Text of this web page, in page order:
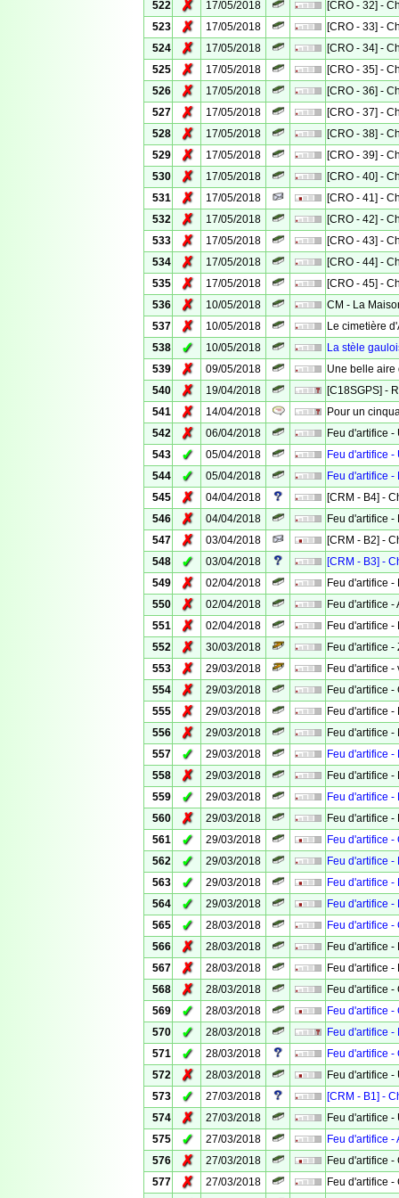
522
✗ 17/05/2018
[CRO - 32] -
523
✗ 17/05/2018
[CRO - 33] -
524
✗ 17/05/2018
[CRO - 34] -
525
✗ 17/05/2018
[CRO - 35] -
526
✗ 17/05/2018
[CRO - 36] -
527
✗ 17/05/2018
[CRO - 37] -
528
✗ 17/05/2018
[CRO - 38] -
529
✗ 17/05/2018
[CRO - 39] -
530
✗ 17/05/2018
[CRO - 40] -
531
✗ 17/05/2018
[CRO - 41] -
532
✗ 17/05/2018
[CRO - 42] -
533
✗ 17/05/2018
[CRO - 43] -
534
✗ 17/05/2018
[CRO - 44] -
535
✗ 17/05/2018
[CRO - 45] -
536
✗ 10/05/2018
CM - La
537
✗ 10/05/2018
Le cimetière
538
✓ 10/05/2018
La stèle
539
✗ 09/05/2018
Une belle aire
540
✗ 19/04/2018
[C18SGPS] -
541
✗ 14/04/2018
Pour un
542
✗ 06/04/2018
Feu d'artifice
543
✓ 05/04/2018
Feu d'artifice
544
✓ 05/04/2018
Feu d'artifice
545
✗ 04/04/2018
[CRM - B4] -
546
✗ 04/04/2018
Feu d'artifice -
547
✗ 03/04/2018
[CRM - B2] -
548
✓ 03/04/2018
[CRM - B3] -
549
✗ 02/04/2018
Feu d'artifice
550
✗ 02/04/2018
Feu d'artifice
551
✗ 02/04/2018
Feu d'artifice
552
✗ 30/03/2018
Feu d'artifice
553
✗ 29/03/2018
Feu d'artifice
554
✗ 29/03/2018
Feu d'artifice
555
✗ 29/03/2018
Feu d'artifice
556
✗ 29/03/2018
Feu d'artifice
557
✓ 29/03/2018
Feu d'artifice
558
✗ 29/03/2018
Feu d'artifice -
559
✓ 29/03/2018
Feu d'artifice
560
✗ 29/03/2018
Feu d'artifice
561
✓ 29/03/2018
Feu d'artifice
562
✓ 29/03/2018
Feu d'artifice
563
✓ 29/03/2018
Feu d'artifice
564
✓ 29/03/2018
Feu d'artifice
565
✓ 28/03/2018
Feu d'artifice
566
✗ 28/03/2018
Feu d'artifice -
567
✗ 28/03/2018
Feu d'artifice
568
✗ 28/03/2018
Feu d'artifice
569
✓ 28/03/2018
Feu d'artifice
570
✓ 28/03/2018
Feu d'artifice
571
✓ 28/03/2018
Feu d'artifice
572
✗ 28/03/2018
Feu d'artifice
573
✓ 27/03/2018
[CRM - B1] -
574
✗ 27/03/2018
Feu d'artifice
575
✓ 27/03/2018
Feu d'artifice
576
✗ 27/03/2018
Feu d'artifice
577
✗ 27/03/2018
Feu d'artifice